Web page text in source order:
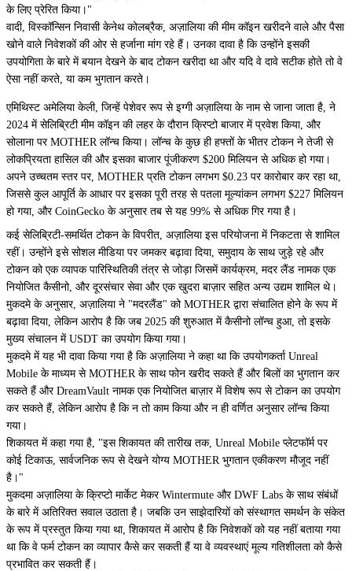
के लिए प्रेरित किया।"
वादी, विस्कॉन्सिन निवासी केनेथ कोलब्रैक, अज़ालिया की मीम कॉइन खरीदने वाले और पैसा
खोने वाले निवेशकों की ओर से हर्जाना मांग रहे हैं। उनका दावा है कि उन्होंने इसकी
उपयोगिता के बारे में बयान देखने के बाद टोकन खरीदा था और यदि वे दावे सटीक होते तो वे
ऐसा नहीं करते, या कम भुगतान करते।
एमिथिस्ट अमेलिया केली, जिन्हें पेशेवर रूप से इग्गी अज़ालिया के नाम से जाना जाता है, ने
2024 में सेलिब्रिटी मीम कॉइन की लहर के दौरान क्रिप्टो बाजार में प्रवेश किया, और
सोलाना पर MOTHER लॉन्च किया। लॉन्च के कुछ ही हफ्तों के भीतर टोकन ने तेजी से
लोकप्रियता हासिल की और इसका बाजार पूंजीकरण $200 मिलियन से अधिक हो गया।
अपने उच्चतम स्तर पर, MOTHER प्रति टोकन लगभग $0.23 पर कारोबार कर रहा था,
जिससे कुल आपूर्ति के आधार पर इसका पूरी तरह से पतला मूल्यांकन लगभग $227 मिलियन
हो गया, और CoinGecko के अनुसार तब से यह 99% से अधिक गिर गया है।
कई सेलिब्रिटी-समर्थित टोकन के विपरीत, अज़ालिया इस परियोजना में निकटता से शामिल
रहीं। उन्होंने इसे सोशल मीडिया पर जमकर बढ़ावा दिया, समुदाय के साथ जुड़े रहे और
टोकन को एक व्यापक पारिस्थितिकी तंत्र से जोड़ा जिसमें कार्यक्रम, मदर लैंड नामक एक
नियोजित कैसीनो, और दूरसंचार सेवा और एक खुदरा बाज़ार सहित अन्य उद्यम शामिल थे।
मुकदमे के अनुसार, अज़ालिया ने "मदरलैंड" को MOTHER द्वारा संचालित होने के रूप में
बढ़ावा दिया, लेकिन आरोप है कि जब 2025 की शुरुआत में कैसीनो लॉन्च हुआ, तो इसके
मुख्य संचालन में USDT का उपयोग किया गया।
मुकदमे में यह भी दावा किया गया है कि अज़ालिया ने कहा था कि उपयोगकर्ता Unreal
Mobile के माध्यम से MOTHER के साथ फोन खरीद सकते हैं और बिलों का भुगतान कर
सकते हैं और DreamVault नामक एक नियोजित बाज़ार में विशेष रूप से टोकन का उपयोग
कर सकते हैं, लेकिन आरोप है कि न तो काम किया और न ही वर्णित अनुसार लॉन्च किया
गया।
शिकायत में कहा गया है, "इस शिकायत की तारीख तक, Unreal Mobile प्लेटफॉर्म पर
कोई टिकाऊ, सार्वजनिक रूप से देखने योग्य MOTHER भुगतान एकीकरण मौजूद नहीं
है।"
मुकदमा अज़ालिया के क्रिप्टो मार्केट मेकर Wintermute और DWF Labs के साथ संबंधों
के बारे में अतिरिक्त सवाल उठाता है। जबकि उन साझेदारियों को संस्थागत समर्थन के संकेत
के रूप में प्रस्तुत किया गया था, शिकायत में आरोप है कि निवेशकों को यह नहीं बताया गया
था कि वे फर्म टोकन का व्यापार कैसे कर सकती हैं या वे व्यवस्थाएं मूल्य गतिशीलता को कैसे
प्रभावित कर सकती हैं।